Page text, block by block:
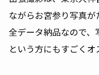
ながらお宮参り写真
全データ納品なので、
という方にもすごくオ